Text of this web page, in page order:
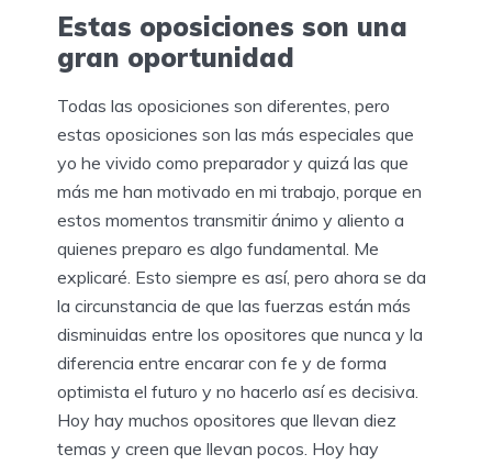
Estas oposiciones son una
gran oportunidad
Todas las oposiciones son diferentes, pero
estas oposiciones son las más especiales que
yo he vivido como preparador y quizá las que
más me han motivado en mi trabajo, porque en
estos momentos transmitir ánimo y aliento a
quienes preparo es algo fundamental. Me
explicaré. Esto siempre es así, pero ahora se da
la circunstancia de que las fuerzas están más
disminuidas entre los opositores que nunca y la
diferencia entre encarar con fe y de forma
optimista el futuro y no hacerlo así es decisiva.
Hoy hay muchos opositores que llevan diez
temas y creen que llevan pocos. Hoy hay